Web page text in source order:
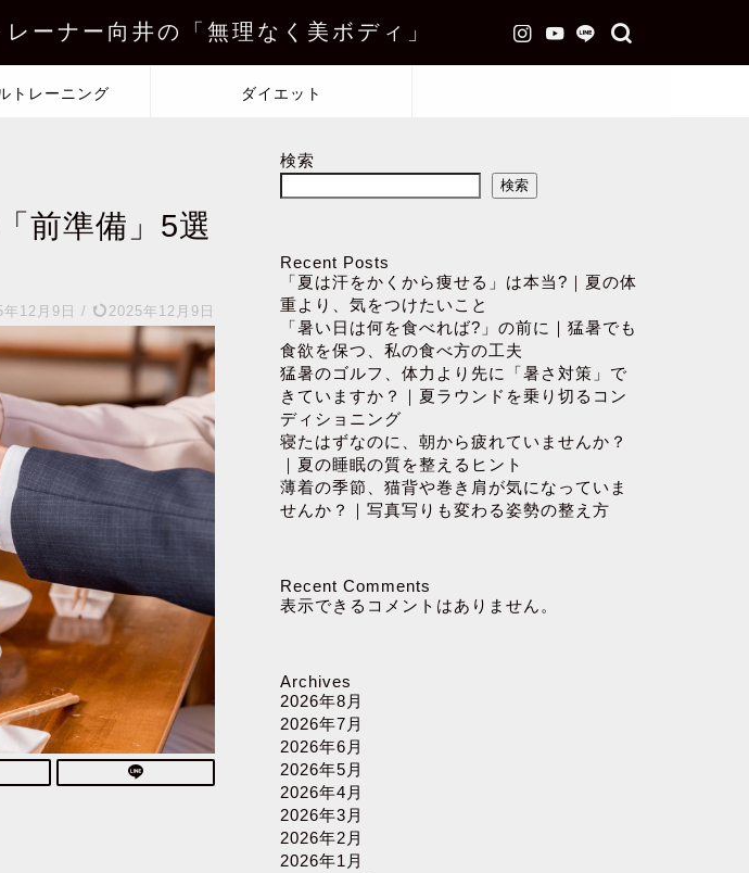
ーナー向井の「無理なく美ボディ」
トレーニング ダイエット
前準備」5選
年12月9日 / 2025年12月9日
検索
検索
Recent Posts
「夏は汗をかくから痩せる」は本当?｜夏の体
重より、気をつけたいこと
「暑い日は何を食べれば?」の前に｜猛暑でも
食欲を保つ、私の食べ方の工夫
猛暑のゴルフ、体力より先に「暑さ対策」で
きていますか？｜夏ラウンドを乗り切るコン
ディショニング
寝たはずなのに、朝から疲れていませんか？
｜夏の睡眠の質を整えるヒント
薄着の季節、猫背や巻き肩が気になっていま
せんか？｜写真写りも変わる姿勢の整え方
Recent Comments
表示できるコメントはありません。
Archives
2026年8月
2026年7月
2026年6月
2026年5月
2026年4月
2026年3月
2026年2月
2026年1月